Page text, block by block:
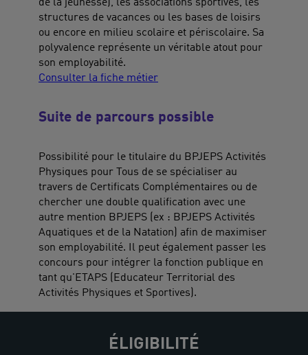
de la jeunesse), les associations sportives, les
structures de vacances ou les bases de loisirs
ou encore en milieu scolaire et périscolaire. Sa
polyvalence représente un véritable atout pour
son employabilité.
Consulter la fiche métier
Suite de parcours possible
Possibilité pour le titulaire du BPJEPS Activités
Physiques pour Tous de se spécialiser au
travers de Certificats Complémentaires ou de
chercher une double qualification avec une
autre mention BPJEPS (ex : BPJEPS Activités
Aquatiques et de la Natation) afin de maximiser
son employabilité. Il peut également passer les
concours pour intégrer la fonction publique en
tant qu'ETAPS (Educateur Territorial des
Activités Physiques et Sportives).
ÉLIGIBILITÉ